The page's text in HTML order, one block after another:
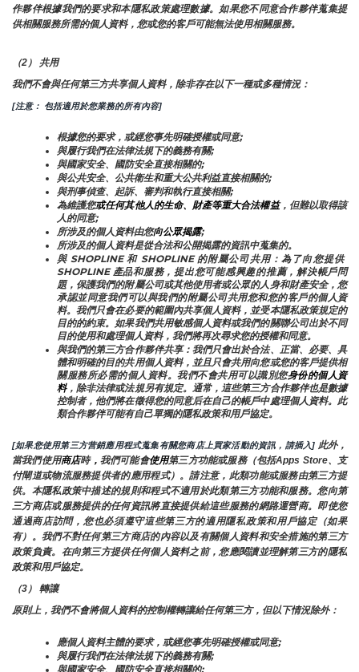
作夥伴根據我們的要求和本隱私政策處理數據。如果您不同意合作夥伴蒐集提
供相關服務所需的個人資料，您或您的客戶可能無法使用相關服務。
（2） 共用
我們不會與任何第三方共享個人資料，除非存在以下一種或多種情況：
[注意： 包括適用於您業務的所有內容]
根據您的要求，或經您事先明確授權或同意;
與履行我們在法律法規下的義務有關;
與國家安全、國防安全直接相關的;
與公共安全、公共衛生和重大公共利益直接相關的;
與刑事偵查、起訴、審判和執行直接相關;
為維護您或任何其他人的生命、財產等重大合法權益，但難以取得該
人的同意;
所涉及的個人資料由您向公眾揭露;
所涉及的個人資料是從合法和公開揭露的資訊中蒐集的。
與 SHOPLINE 和 SHOPLINE 的附屬公司共用：為了向您提供
SHOPLINE 產品和服務，提出您可能感興趣的推薦，解決帳戶問
題，保護我們的附屬公司或其他使用者或公眾的人身和財產安全，您
承認並同意我們可以與我們的附屬公司共用您和您的客戶的個人資
料。我們只會在必要的範圍內共享個人資料，並受本隱私政策規定的
目的的約束。如果我們共用敏感個人資料或我們的關聯公司出於不同
目的使用和處理個人資料，我們將再次尋求您的授權和同意。
與我們的第三方合作夥伴共享：我們只會出於合法、正當、必要、具
體和明確的目的共用個人資料，並且只會共用向您或您的客戶提供相
關服務所必需的個人資料。我們不會共用可以識別您身份的個人資
料，除非法律或法規另有規定。通常，這些第三方合作夥伴也是數據
控制者，他們將在徵得您的同意后在自己的帳戶中處理個人資料。此
類合作夥伴可能有自己單獨的隱私政策和用戶協定。
[如果您使用第三方营銷應用程式蒐集有關您商店上買家活動的資訊，請插入] 此外，
當我們使用商店時， 我們可能會使用第三方功能或服務（包括Apps Store、支
付閘道或物流服務提供者的應用程式）。請注意，此類功能或服務由第三方提
供。本隱私政策中描述的規則和程式不適用於此類第三方功能和服務。您向第
三方商店或服務提供的任何資訊將直接提供給這些服務的網路運營商。即使您
通過商店訪問，您也必須遵守這些第三方的適用隱私政策和用戶協定（如果
有）。我們不對任何第三方商店的內容以及有關個人資料和安全措施的第三方
政策負責。在向第三方提供任何個人資料之前，您應閱讀並理解第三方的隱私
政策和用戶協定。
（3） 轉讓
原則上，我們不會將個人資料的控制權轉讓給任何第三方，但以下情況除外：
應個人資料主體的要求，或經您事先明確授權或同意;
與履行我們在法律法規下的義務有關;
與國家安全、國防安全直接相關的;